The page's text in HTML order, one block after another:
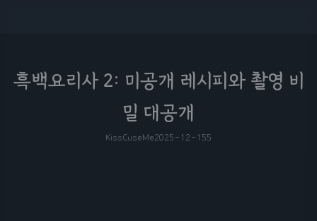
흑백요리사 2: 미공개 레시피와 촬영 비
밀 대공개
KissCuseMe2025-12-155